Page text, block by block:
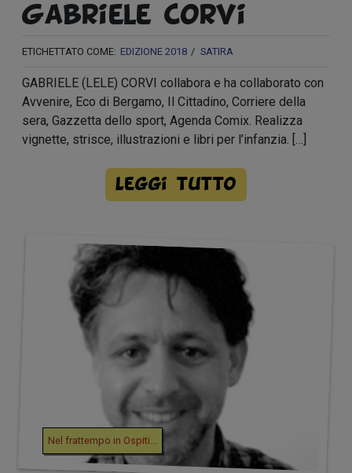
Gabriele Corvi
ETICHETTATO COME: EDIZIONE 2018 SATIRA
GABRIELE (LELE) CORVI collabora e ha collaborato con
Avvenire, Eco di Bergamo, Il Cittadino, Corriere della
sera, Gazzetta dello sport, Agenda Comix. Realizza
vignette, strisce, illustrazioni e libri per l’infanzia. […]
Leggi tutto
Nel frattempo in Ospiti...